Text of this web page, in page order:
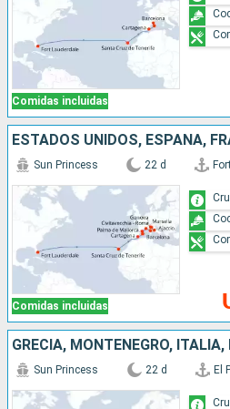
Comidas incluidas
Comidas incluidas
Sun Princess 22 d
Sun Princess 22 d El